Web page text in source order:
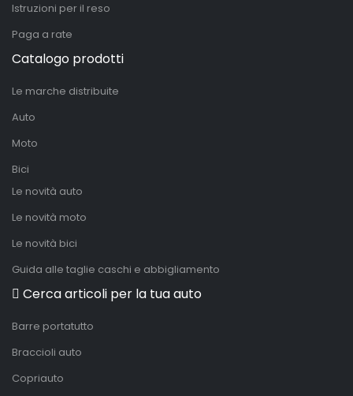
Istruzioni per il reso
Paga a rate
Catalogo prodotti
Le marche distribuite
Auto
Moto
Bici
Le novità auto
Le novità moto
Le novità bici
Guida alle taglie caschi e abbigliamento
Cerca articoli per la tua auto
Barre portatutto
Braccioli auto
Copriauto